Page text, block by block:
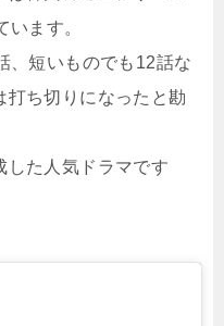
ます。
、短いものでも12話な
打ち切りになったと勘
した人気ドラマです